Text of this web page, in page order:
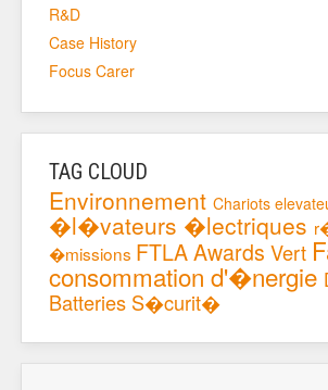
R&D
Case History
Focus Carer
TAG CLOUD
Environnement Chariots
�l�vateurs �lectriques
�missions FTLA Awards Vert
consommation d'�nergie
Batteries S�curit�